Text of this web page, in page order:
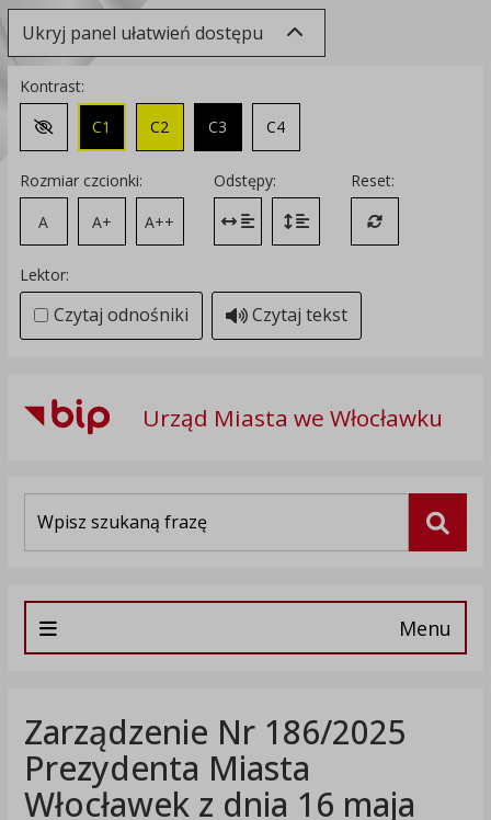
Ukryj panel ułatwień dostępu
Kontrast:
Zmień kontrast na domyślny
C1 C2 C3 C4
Rozmiar czcionki:
A
A+ A++
Odstępy:
Zmień odstęp między literami
Zmień interlinię i margines
Reset:
Przywróć
Lektor:
Czytaj odnośniki Czytaj tekst
Urząd Miasta we Włocławku
Menu
Zarządzenie Nr 186/2025
Prezydenta Miasta
Włocławek z dnia 16 maja